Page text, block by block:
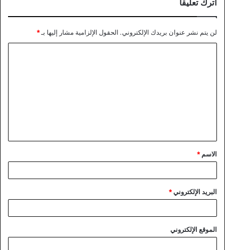
اترك تعليقاً
لن يتم نشر عنوان بريدك الإلكتروني. الحقول الإلزامية مشار إليها بـ*
ق
*
الاسم *
البريد الإلكتروني*
الموقع الإلكتروني